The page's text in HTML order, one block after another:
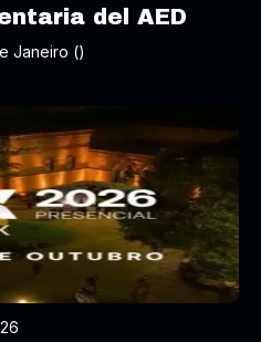
del AED
Janeiro ()